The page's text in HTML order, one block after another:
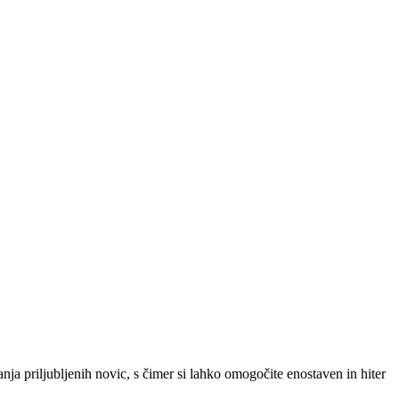
priljubljenih novic, s čimer si lahko omogočite enostaven in hiter